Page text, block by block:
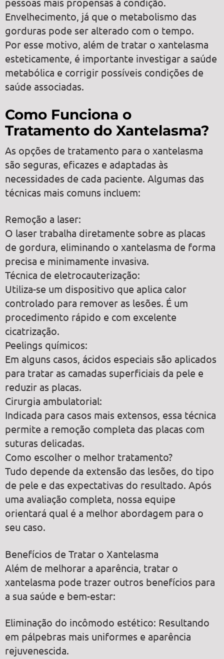
Envelhecimento, já que o metabolismo das
gorduras pode ser alterado com o tempo.
Por esse motivo, além de tratar o xantelasma
esteticamente, é importante investigar a saúde
metabólica e corrigir possíveis condições de
saúde associadas.
Como Funciona o
Tratamento do Xantelasma?
As opções de tratamento para o xantelasma
são seguras, eficazes e adaptadas às
necessidades de cada paciente. Algumas das
técnicas mais comuns incluem:
Remoção a laser:
O laser trabalha diretamente sobre as placas
de gordura, eliminando o xantelasma de forma
precisa e minimamente invasiva.
Técnica de eletrocauterização:
Utiliza-se um dispositivo que aplica calor
controlado para remover as lesões. É um
procedimento rápido e com excelente
cicatrização.
Peelings químicos:
Em alguns casos, ácidos especiais são aplicados
para tratar as camadas superficiais da pele e
reduzir as placas.
Cirurgia ambulatorial:
Indicada para casos mais extensos, essa técnica
permite a remoção completa das placas com
suturas delicadas.
Como escolher o melhor tratamento?
Tudo depende da extensão das lesões, do tipo
de pele e das expectativas do resultado. Após
uma avaliação completa, nossa equipe
orientará qual é a melhor abordagem para o
seu caso.
Benefícios de Tratar o Xantelasma
Além de melhorar a aparência, tratar o
xantelasma pode trazer outros benefícios para
a sua saúde e bem-estar:
Eliminação do incômodo estético: Resultando
em pálpebras mais uniformes e aparência
rejuvenescida.